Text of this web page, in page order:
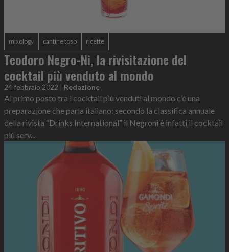
mixology cantine toso ricette
Teodoro Negro-Ni, la rivisitazione del
cocktail più venduto al mondo
24 febbraio 2022 | Redazione
Al primo posto tra i cocktail più venduti al mondo c’è una
preparazione che parla italiano: secondo la classifica annuale
della rivista “Drinks International” il Negroni è infatti il cocktail
più serv...